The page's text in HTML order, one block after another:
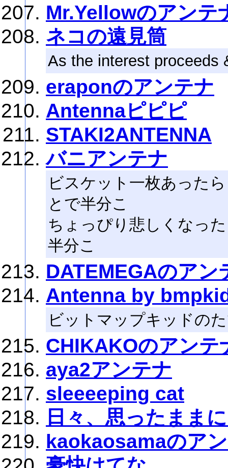
Mr.Yellowのアンテ
ネコの遠見筒
As the interest proceeds
eraponのアンテナ
Antennaピピピ
STAKI2ANTENNA
バニアンテナ
ビスケット一枚あった
とで半分こ
ちょっぴり悲しくなっ
半分こ
DATEMEGAのアン
Antenna by
ビットマップキッドの
CHIKAKOのアンテ
aya2アンテナ
sleeeeping cat
日々、思ったまま
kaokaosamaのア